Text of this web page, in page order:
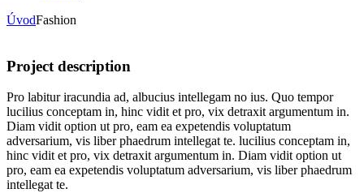
ÚvodFashion
Project description
Pro labitur iracundia ad, albucius intellegam no ius. Quo tempor
lucilius conceptam in, hinc vidit et pro, vix detraxit argumentum in.
Diam vidit option ut pro, eam ea expetendis voluptatum
adversarium, vis liber phaedrum intellegat te. lucilius conceptam in,
hinc vidit et pro, vix detraxit argumentum in. Diam vidit option ut
pro, eam ea expetendis voluptatum adversarium, vis liber phaedrum
intellegat te.